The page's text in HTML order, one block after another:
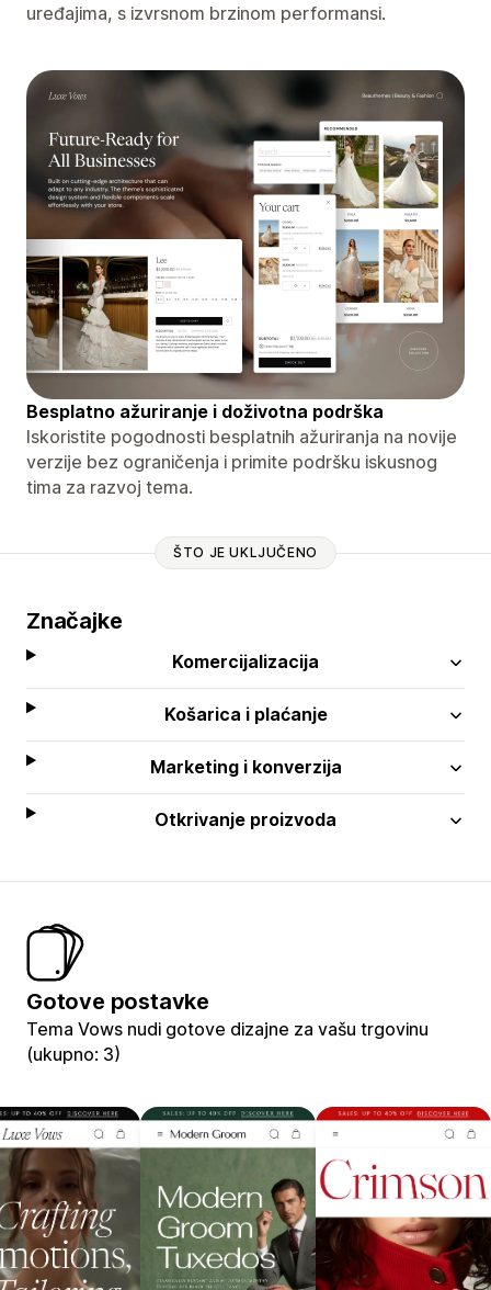
uređajima, s izvrsnom brzinom performansi.
Besplatno ažuriranje i doživotna podrška
Iskoristite pogodnosti besplatnih ažuriranja na novije
verzije bez ograničenja i primite podršku iskusnog
tima za razvoj tema.
ŠTO JE UKLJUČENO
Značajke
Komercijalizacija
Košarica i plaćanje
Marketing i konverzija
Otkrivanje proizvoda
Gotove postavke
Tema Vows nudi gotove dizajne za vašu trgovinu
(ukupno: 3)